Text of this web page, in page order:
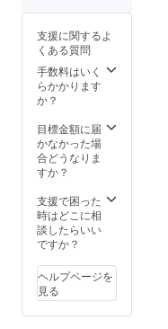
新しい
スのイ
ンテリ
アコー
ディ
の８
０％を
つかさ
ングデ
ザイン
などか
らお選
だけた
らと思
いま
す。
メッ
などご
質問を
承りま
す。 お
くださ
いま
せ。
フォー
ノベと
言った
方が
カッコ
オフィ
スを
もっと
ブに。
共に働
く仲間
がここ
仕事が
でき
る。 ・
これか
支援に関するよ
くある質問
手数料はいく
らかかります
か？
目標金額に届
かなかった場
合どうなりま
すか？
支援で困った
時はどこに相
談したらいい
ですか？
ヘルプページを
見る